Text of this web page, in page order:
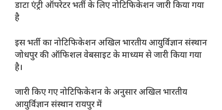
डाटा एंट्री ऑपरेटर भर्ती के लिए नोटिफिकेशन जारी किया गया
है
इस भर्ती का नोटिफिकेशन अखिल भारतीय आयुर्विज्ञान संस्थान
जोधपुर की ऑफिशल वेबसाइट के माध्यम से जारी किया गया
है।
जारी किए गए नोटिफिकेशन के अनुसार अखिल भारतीय
आयुर्विज्ञान संस्थान रायपुर में